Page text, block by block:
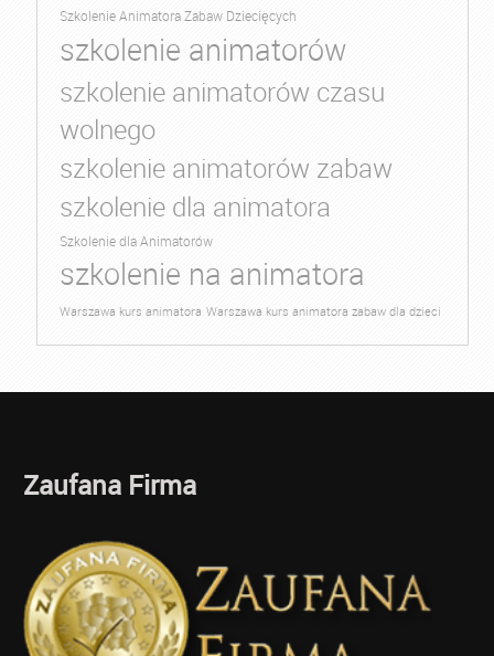
Szkolenie Animatora Zabaw Dziecięcych
szkolenie animatorów
szkolenie animatorów czasu
wolnego
szkolenie animatorów zabaw
szkolenie dla animatora
Szkolenie dla Animatorów
szkolenie na animatora
Warszawa kurs animatora Warszawa kurs animatora zabaw dla dzieci
Zaufana Firma